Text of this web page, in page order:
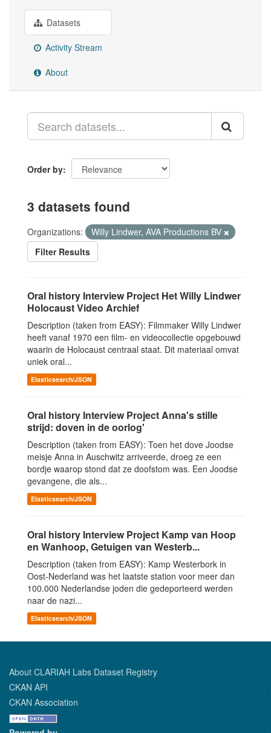
Datasets
Activity Stream
About
Order by
3 datasets found
Organizations:
Willy Lindwer, AVA Productions BV
Filter Results
Oral history Interview Project Het Willy Lindwer
Holocaust Video Archief
Description (taken from EASY): Filmmaker Willy Lindwer
heeft vanaf 1970 een film- en videocollectie opgebouwd
waarin de Holocaust centraal staat. Dit materiaal omvat
uniek oral...
Elasticsearch/JSON
Oral history Interview Project Anna's stille
strijd: doven in de oorlog'
Description (taken from EASY): Toen het dove Joodse
meisje Anna in Auschwitz arriveerde, droeg ze een
bordje waarop stond dat ze doofstom was. Een Joodse
gevangene, die als...
Elasticsearch/JSON
Oral history Interview Project Kamp van Hoop
en Wanhoop, Getuigen van Westerb...
Description (taken from EASY): Kamp Westerbork in
Oost-Nederland was het laatste station voor meer dan
100.000 Nederlandse joden die gedeporteerd werden
naar de nazi...
Elasticsearch/JSON
About CLARIAH Labs Dataset Registry
CKAN API
CKAN Association